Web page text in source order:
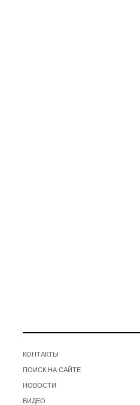
КОНТАКТЫ
ПОИСК НА САЙТЕ
НОВОСТИ
ВИДЕО